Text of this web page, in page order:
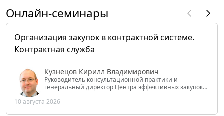
Онлайн-семинары
Организация закупок в контрактной системе.
Контрактная служба
Кузнецов Кирилл Владимирович
Руководитель консультационной практики и
генеральный директор Центра эффективных закупок
РФ
10 августа 2026